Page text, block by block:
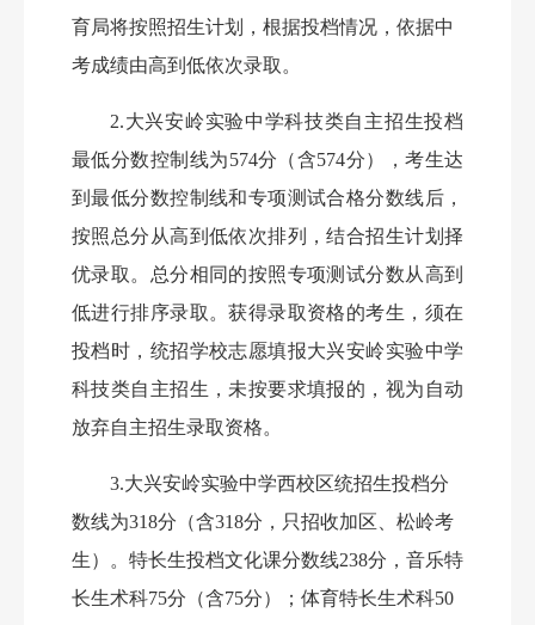
育局将按照招生计划，根据投档情况，依据中
考成绩由高到低依次录取。
2.大兴安岭实验中学科技类自主招生投档
最低分数控制线为574分（含574分），考生达
到最低分数控制线和专项测试合格分数线后，
按照总分从高到低依次排列，结合招生计划择
优录取 。总分相同的按照专项测试分数从高到
低进行排序录取 。获得录取资格的考生， 须在
投档时， 统招学校志愿填报大兴安岭实验中学
科技类自主招生 ，未按要求填报的，视为自动
放弃自主招生录取资格。
3.大兴安岭实验中学西校区统招生投档分
数线为318分（含318分，只招收加区、松岭考
生）。特长生投档文化课分数线238分， 音乐特
长生术科75分（含75分）；体育特长生术科50